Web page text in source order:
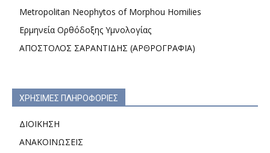
Metropolitan Neophytos of Morphou Homilies
Ερμηνεία Ορθόδοξης Υμνολογίας
ΑΠΟΣΤΟΛΟΣ ΣΑΡΑΝΤΙΔΗΣ (ΑΡΘΡΟΓΡΑΦΙΑ)
ΧΡΗΣΙΜΕΣ ΠΛΗΡΟΦΟΡΙΕΣ
ΔΙΟΙΚΗΣΗ
ΑΝΑΚΟΙΝΩΣΕΙΣ